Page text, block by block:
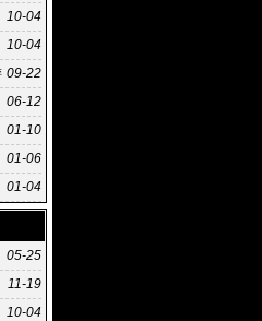
10-04
10-04
09-22
06-12
01-10
01-06
01-04
05-25
11-19
10-04